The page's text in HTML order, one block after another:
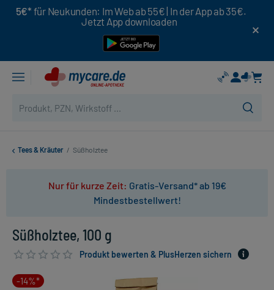
5€* für Neukunden: Im Web ab 55€ | In der App ab 35€.
Jetzt App downloaden
Tees & Kräuter / Süßholztee
Nur für kurze Zeit: Gratis-Versand* ab 19€
Mindestbestellwert!
Süßholztee, 100 g
Produkt bewerten & PlusHerzen sichern
-14%*